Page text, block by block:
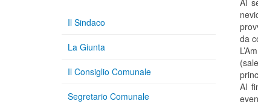
Ai
da
Al
Il Sindaco
La Giunta
Il Consiglio Comunale
Segretario Comunale